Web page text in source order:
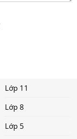
Lớp 11
Lớp 8
Lớp 5